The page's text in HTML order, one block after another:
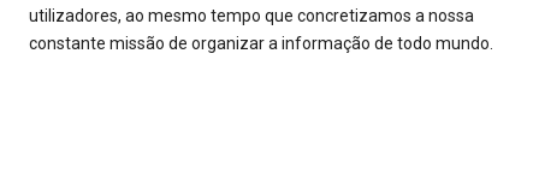
utilizadores, ao mesmo tempo que concretizamos a nossa
constante missão de organizar a informação de todo mundo.